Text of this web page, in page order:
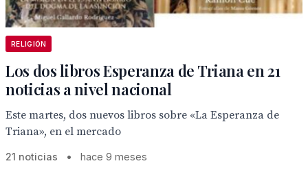
RELIGIÓN
Los dos libros Esperanza de Triana en 21
noticias a nivel nacional
Este martes, dos nuevos libros sobre «La Esperanza de
Triana», en el mercado
21 noticias • hace 9 meses